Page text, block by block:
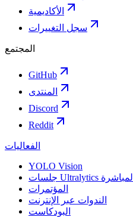
الأكاديمية
سجل التغييرات
المجتمع
GitHub
المنتدى
Discord
Reddit
الفعاليات
YOLO Vision
جلسات Ultralytics المباشرة
المؤتمرات
الندوات عبر الإنترنت
البودكاست